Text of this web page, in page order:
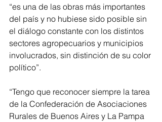
“es una de las obras más importantes
del país y no hubiese sido posible sin
el diálogo constante con los distintos
sectores agropecuarios y municipios
involucrados, sin distinción de su color
político”.
“Tengo que reconocer siempre la tarea
de la Confederación de Asociaciones
Rurales de Buenos Aires y La Pampa